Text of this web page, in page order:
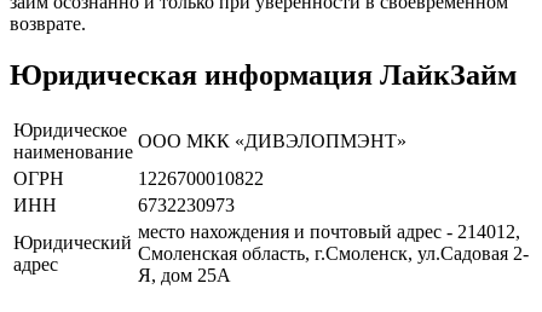
возврате.
Юридическая информация ЛайкЗайм
Юридическое
наименование
ООО МКК «ДИВЭЛОПМЭНТ»
ОГРН
1226700010822
ИНН
6732230973
Юридический
адрес
место нахождения и почтовый адрес - 214012,
Смоленская область, г.Смоленск, ул.Садовая 2-
Я, дом 25А